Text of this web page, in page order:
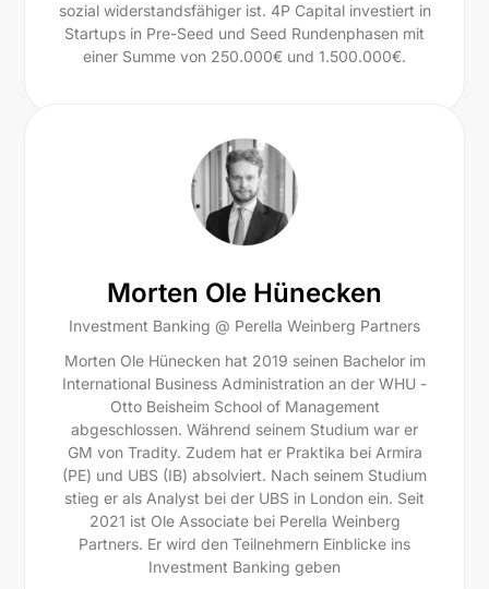
sozial widerstandsfähiger ist. 4P Capital investiert in
Startups in Pre-Seed und Seed Rundenphasen mit
einer Summe von 250.000€ und 1.500.000€.
Morten Ole Hünecken
Investment Banking @ Perella Weinberg Partners
Morten Ole Hünecken hat 2019 seinen Bachelor im
International Business Administration an der WHU -
Otto Beisheim School of Management
abgeschlossen. Während seinem Studium war er
GM von Tradity. Zudem hat er Praktika bei Armira
(PE) und UBS (IB) absolviert. Nach seinem Studium
stieg er als Analyst bei der UBS in London ein. Seit
2021 ist Ole Associate bei Perella Weinberg
Partners. Er wird den Teilnehmern Einblicke ins
Investment Banking geben